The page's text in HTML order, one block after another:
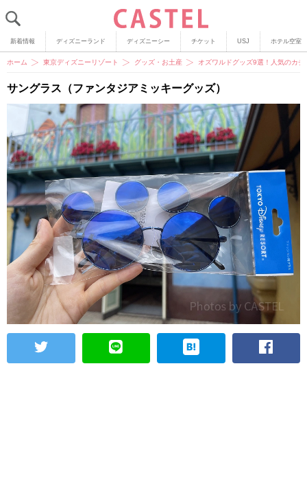
新着情報 ディズニーランド ディズニーシー チケット USJ ホテル空室
ホーム 東京ディズニーリゾート グッズ・お土産 オズワルドグッズ9選！人気のカ
サングラス（ファンタジアミッキーグッズ）